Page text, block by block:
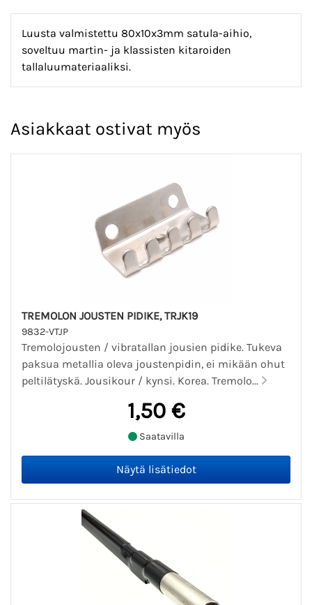
Luusta valmistettu 80x10x3mm satula-aihio,
soveltuu martin- ja klassisten kitaroiden
tallaluumateriaaliksi.
Asiakkaat ostivat myös
TREMOLON JOUSTEN PIDIKE, TRJK19
9832-VTJP
Tremolojousten / vibratallan jousien pidike. Tukeva
paksua metallia oleva joustenpidin, ei mikään ohut
peltilätyskä. Jousikour / kynsi. Korea. Tremolo...
1,50 €
Saatavilla